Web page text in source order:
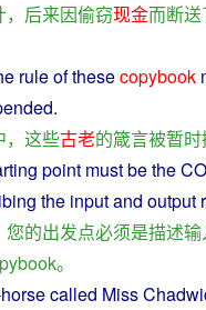
， 后来因偷窃现金而断送
ruleofthesecopybook
.
， 这些古老的箴言被暂时
point mustbethe
the inputand output
您的出发点必须是描述输
。
called Miss